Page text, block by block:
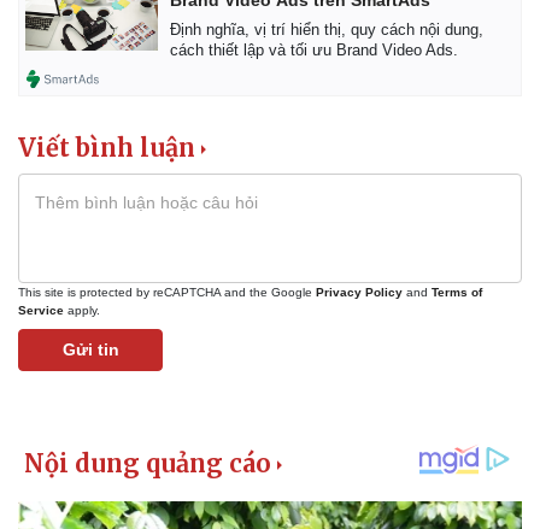
Định nghĩa, vị trí hiển thị, quy cách nội dung,
cách thiết lập và tối ưu Brand Video Ads.
Viết bình luận
This site is protected by reCAPTCHA and the Google Privacy Policy and Terms of
Service apply.
Gửi tin